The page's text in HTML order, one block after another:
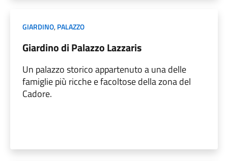
GIARDINO,PALAZZO
Giardino di Palazzo Lazzaris
Un palazzo storico appartenuto a una delle
famiglie più ricche e facoltose della zona del
Cadore.